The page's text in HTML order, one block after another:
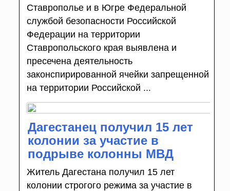
Ставрополье и в Югре Федеральной
службой безопасности Российской
Федерации на территории
Ставропольского края выявлена и
пресечена деятельность
законспирированной ячейки запрещенной
на территории Российской ...
Дагестанец получил 15 лет
колонии за участие в
подрыве колонны МВД
Житель Дагестана получил 15 лет
колонии строгого режима за участие в